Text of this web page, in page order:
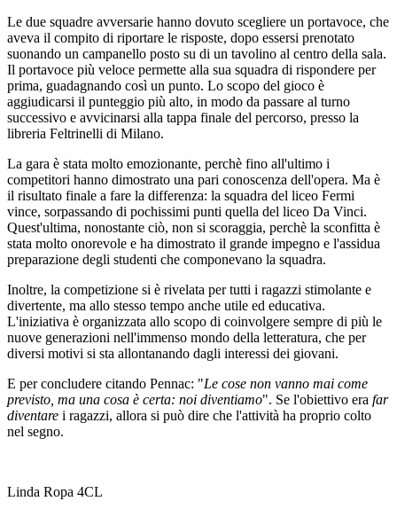
Le due squadre avversarie hanno dovuto scegliere un portavoce, che
aveva il compito di riportare le risposte, dopo essersi prenotato
suonando un campanello posto su di un tavolino al centro della sala.
Il portavoce più veloce permette alla sua squadra di rispondere per
prima, guadagnando così un punto. Lo scopo del gioco è
aggiudicarsi il punteggio più alto, in modo da passare al turno
successivo e avvicinarsi alla tappa finale del percorso, presso la
libreria Feltrinelli di Milano.
La gara è stata molto emozionante, perchè fino all'ultimo i
competitori hanno dimostrato una pari conoscenza dell'opera. Ma è
il risultato finale a fare la differenza: la squadra del liceo Fermi
vince, sorpassando di pochissimi punti quella del liceo Da Vinci.
Quest'ultima, nonostante ciò, non si scoraggia, perchè la sconfitta è
stata molto onorevole e ha dimostrato il grande impegno e l'assidua
preparazione degli studenti che componevano la squadra.
Inoltre, la competizione si è rivelata per tutti i ragazzi stimolante e
divertente, ma allo stesso tempo anche utile ed educativa.
L'iniziativa è organizzata allo scopo di coinvolgere sempre di più le
nuove generazioni nell'immenso mondo della letteratura, che per
diversi motivi si sta allontanando dagli interessi dei giovani.
E per concludere citando Pennac: "Le cose non vanno mai come
previsto, ma una cosa è certa: noi diventiamo". Se l'obiettivo era far
diventare i ragazzi, allora si può dire che l'attività ha proprio colto
nel segno.
Linda Ropa 4CL